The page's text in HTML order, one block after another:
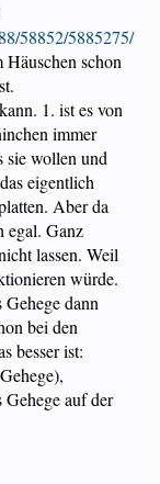
58852/5885275/
Häuschen schon
1. ist es von
immer
sie wollen und
eigentlich
Aber da
egal. Ganz
lassen. Weil
würde.
dann
bei den
besser ist:
auf der